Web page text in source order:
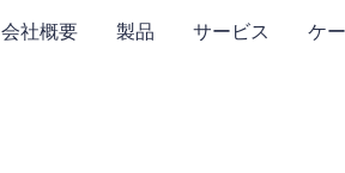
会社概要 製品 サービス ケ